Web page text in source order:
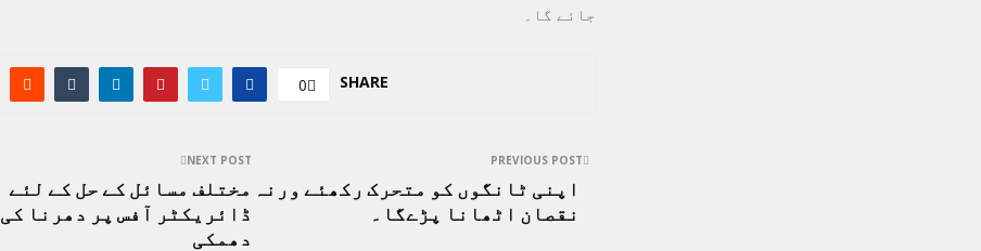
جائے گا۔
SHARE
0
PREVIOUS POST
اپنی ٹانگوں کو متحرک رکھئے ورنہ
نقصان اٹھانا پڑےگا۔
NEXT POST
مختلف مسائل کے حل کے لئے
ڈائریکٹر آفس پر دھرنا کی
دھمکی